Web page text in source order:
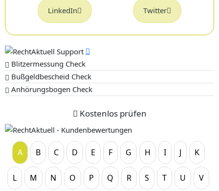
LinkedIn Twitter
Blitzermessung Check
Bußgeldbescheid Check
Anhörungsbogen Check
Kostenlos prüfen
A B C D E F G H I J K
L M N O P Q R S T U V